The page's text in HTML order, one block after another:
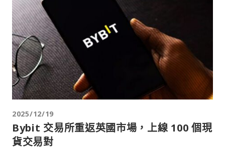
2025/12/19
Bybit 交易所重返英國市場，上線 100 個現
貨交易對